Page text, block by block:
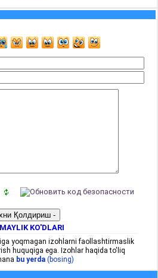
KO'DLARI
yoqmagan izohlarni faollashtirmaslik
huquqiga ega. Izohlar haqida to'liq
bu yerda (bosing)